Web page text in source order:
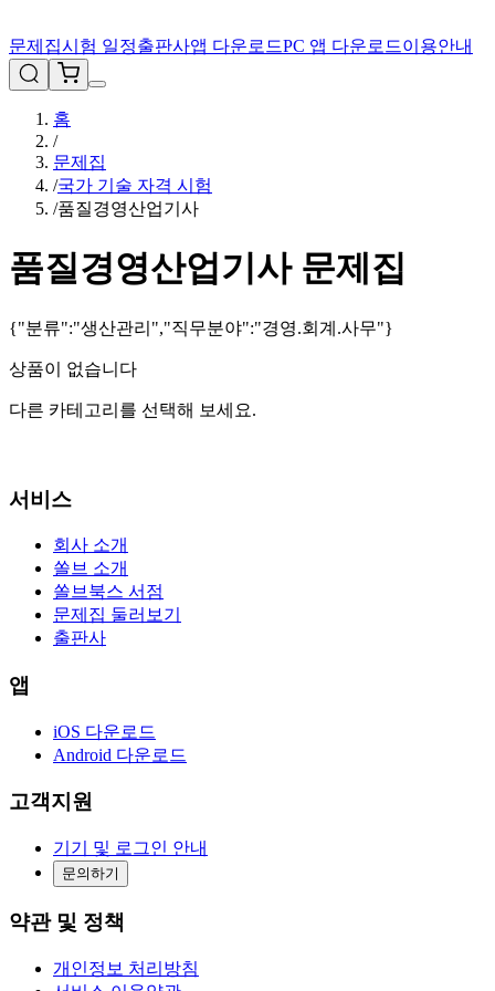
문제집시험 일정출판사앱 다운로드PC 앱 다운로드이용안내
홈
/
문제집
/국가 기술 자격 시험
/품질경영산업기사
품질경영산업기사문제집
{"분류":"생산관리","직무분야":"경영.회계.사무"}
상품이 없습니다
다른 카테고리를 선택해 보세요.
서비스
회사 소개
쏠브 소개
쏠브북스 서점
문제집 둘러보기
출판사
앱
iOS 다운로드
Android 다운로드
고객지원
기기 및 로그인 안내
문의하기
약관 및 정책
개인정보 처리방침